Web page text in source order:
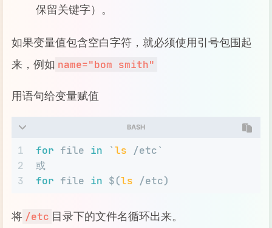
保留关键字）。
如果变量值包含空白字符，就必须使用引号包围起
来，例如 name="bom smith"
用语句给变量赋值
BASH
1
2
3
for file in ` ls /etc`
或
for file in $(ls /etc)
将 /etc 目录下的文件名循环出来。